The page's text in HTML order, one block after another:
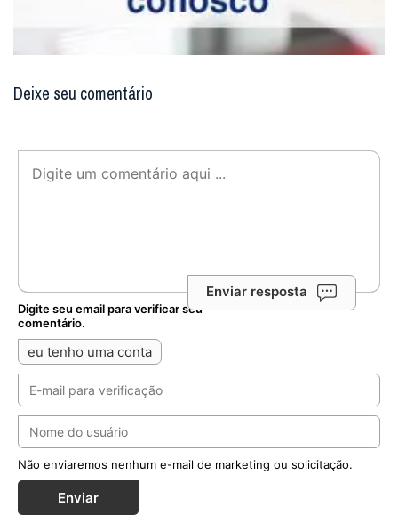
Deixe seu comentário
Enviar resposta
Digite seu email para verificar seu
comentário.
eu tenho uma conta
Não enviaremos nenhum e-mail de marketing ou solicitação.
Enviar